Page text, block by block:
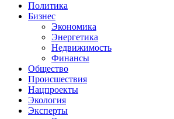
Политика
Бизнес
Экономика
Энергетика
Недвижимость
Финансы
Общество
Происшествия
Нацпроекты
Экология
Эксперты